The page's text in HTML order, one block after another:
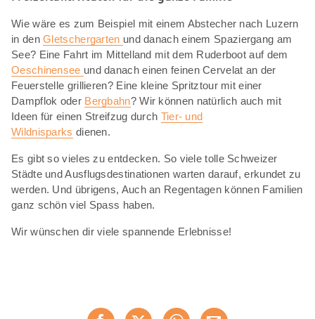
Wie wäre es zum Beispiel mit einem Abstecher nach Luzern
in denGletschergarten und danach einem Spaziergang am
See? Eine Fahrt im Mittelland mit dem Ruderboot auf dem
Oeschinensee und danach einen feinen Cervelat an der
Feuerstelle grillieren? Eine kleine Spritztour mit einer
Dampflok oder Bergbahn? Wir können natürlich auch mit
Ideen für einen Streifzug durch Tier- und
Wildnisparks dienen.
Es gibt so vieles zu entdecken. So viele tolle Schweizer
Städte und Ausflugsdestinationen warten darauf, erkundet zu
werden. Und übrigens, Auch an Regentagen können Familien
ganz schön viel Spass haben.
Wir wünschen dir viele spannende Erlebnisse!